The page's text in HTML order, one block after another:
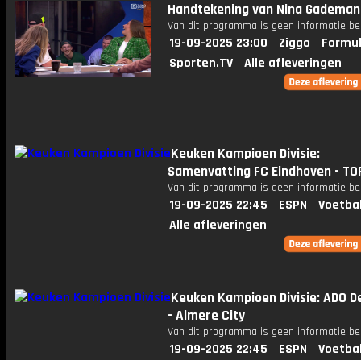
Handtekening van Nina Gademan
Van dit programma is geen informatie
19-09-2025 23:00 Ziggo
Sporten.TV
Alle afleveringen
Keuken Kampioen Divisie:
Samenvatting FC Eindhoven -
Van dit programma is geen informatie
19-09-2025 22:45 ESPN
Alle afleveringen
Keuken Kampioen Divisie: ADO
- Almere City
Van dit programma is geen informatie
19-09-2025 22:45 ESPN